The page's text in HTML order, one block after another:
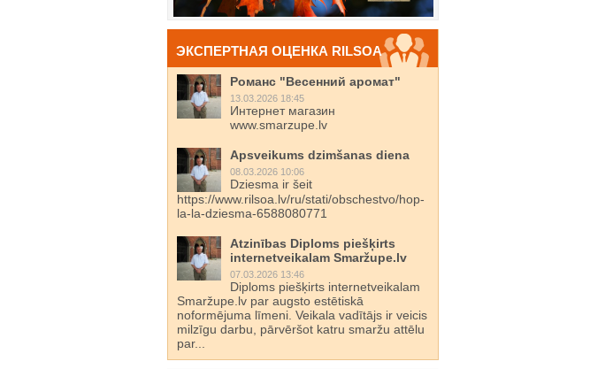
ЭКСПЕРТНАЯ ОЦЕНКА RILSOA
Романс "Весенний аромат"
13.03.2026 18:45
Интернет магазин
www.smarzupe.lv
Apsveikums dzimšanas diena
08.03.2026 10:06
Dziesma ir šeit
https://www.rilsoa.lv/ru/stati/obschestvo/hop-
la-la-dziesma-6588080771
Atzinības Diploms piešķirts
internetveikalam Smaržupe.lv
07.03.2026 13:46
Diploms piešķirts internetveikalam
Smaržupe.lv par augsto estētiskā
noformējuma līmeni. Veikala vadītājs ir veicis
milzīgu darbu, pārvēršot katru smaržu attēlu
par...